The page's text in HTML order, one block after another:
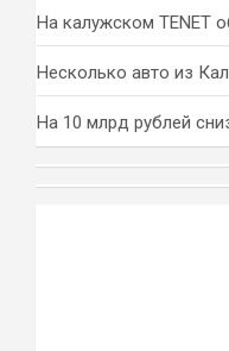
На калужском TENET
Несколько авто из
На 10 млрд рублей